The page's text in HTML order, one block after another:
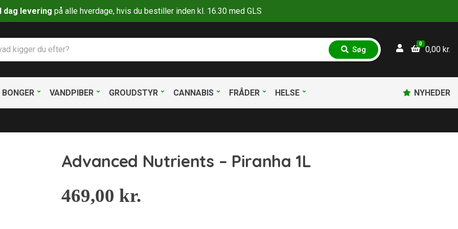
dag levering på alle hverdage, hvis du bestiller inden kl. 16.30 med GLS
S
ø
Søg
0
0,00 kr.
BONGER VANDPIBER GROUDSTYR CANNABIS FRÅDER HELSE NYHEDER
Advanced Nutrients – Piranha 1L
469,00 kr.